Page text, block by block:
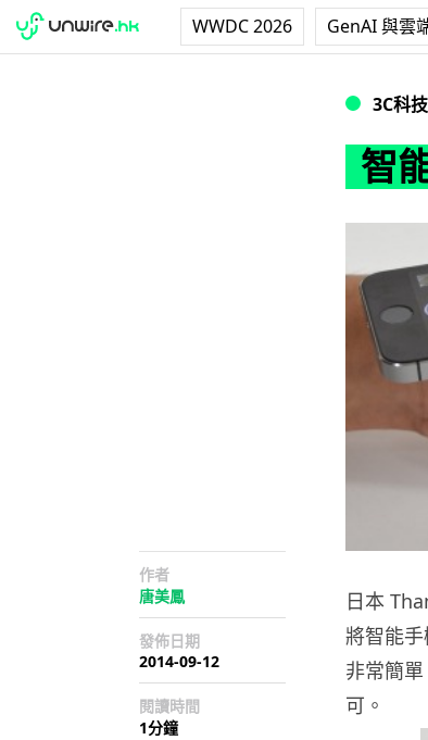
WWDC 2026 GenAI 與雲
3C科技
智
作者
唐美鳳
發佈日期
2014-09-12
閱讀時間
1分鐘
日本
將智能
非常簡
可。